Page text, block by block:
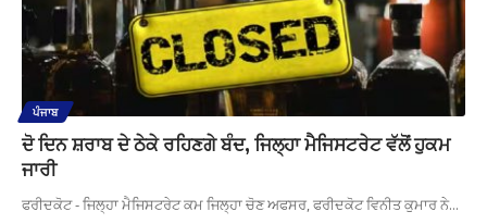
ਪੰਜਾਬ
ਦੋ ਦਿਨ ਸ਼ਰਾਬ ਦੇ ਠੇਕੇ ਰਹਿਣਗੇ ਬੰਦ, ਜਿਲ੍ਹਾ ਮੈਜਿਸਟਰੇਟ ਵੱਲੋਂ ਹੁਕਮ
ਜਾਰੀ
ਫਰੀਦਕੋਟ - ਜਿਲ੍ਹਾ ਮੈਜਿਸਟਰੇਟ ਕਮ ਜਿਲ੍ਹਾ ਚੋਣ ਅਫਸਰ, ਫਰੀਦਕੋਟ ਵਿਨੀਤ ਕੁਮਾਰ ਨੇ…